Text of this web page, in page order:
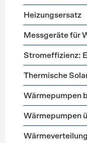
Heizungsersatz
Messgeräte für
Stromeffizienz:
Thermische
Wärmepumpen
Wärmepumpen